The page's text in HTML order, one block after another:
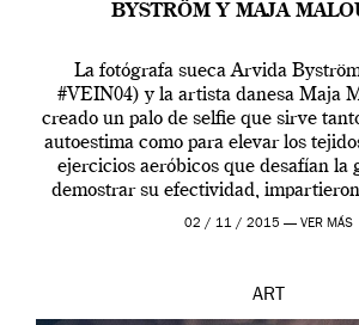
BYSTRÖM Y MAJA
La fotógrafa sueca Arvida
#VEIN04) y la artista danesa Maja
creado un palo de selfie que sirve
autoestima como para elevar los
ejercicios aeróbicos que desafían la
demostrar su efectividad,
prueba en el Tate […]
02 / 11 / 2015 — VER MÁS
ART